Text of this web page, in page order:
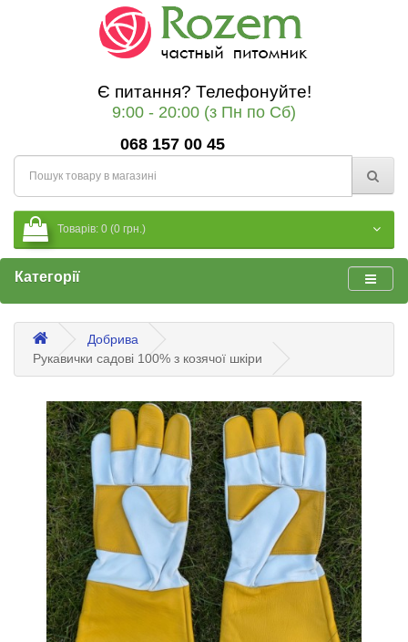
Є питання? Телефонуйте!
9:00 - 20:00 (з Пн по Сб)
068 157 00 45
Товарів: 0 (0 грн.)
Категорії
Добрива
Рукавички садові 100% з козячої шкіри